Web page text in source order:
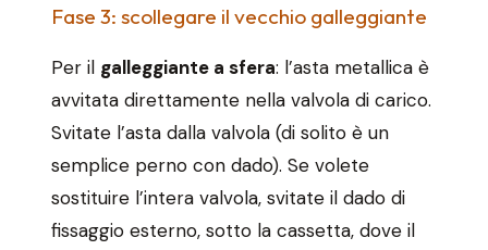
Fase 3: scollegare il vecchio galleggiante
Per il galleggiante a sfera: l’asta metallica è
avvitata direttamente nella valvola di carico.
Svitate l’asta dalla valvola (di solito è un
semplice perno con dado). Se volete
sostituire l’intera valvola, svitate il dado di
fissaggio esterno, sotto la cassetta, dove il